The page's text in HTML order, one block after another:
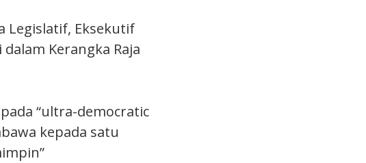
Legislatif, Eksekutif
Kerangka Raja
“ultra-democratic
kepada satu